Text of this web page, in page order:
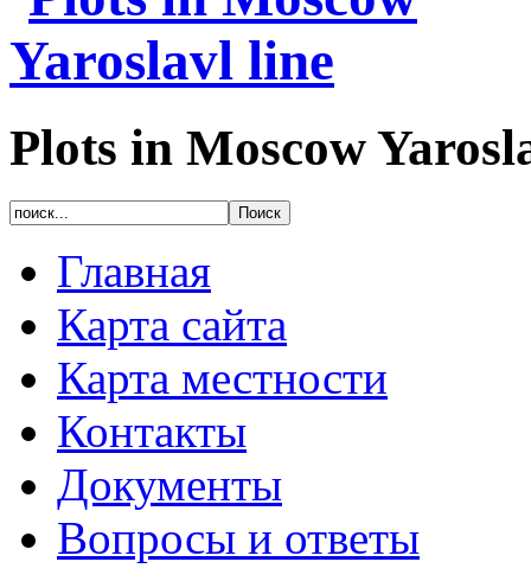
Plots in Moscow
Главная
Карта сайта
Карта местности
Контакты
Документы
Вопросы и ответы